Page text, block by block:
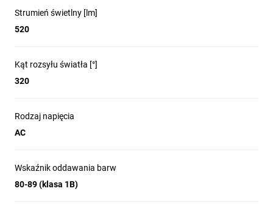
Strumień świetlny [lm]
520
Kąt rozsyłu światła [°]
320
Rodzaj napięcia
AC
Wskaźnik oddawania barw
80-89 (klasa 1B)